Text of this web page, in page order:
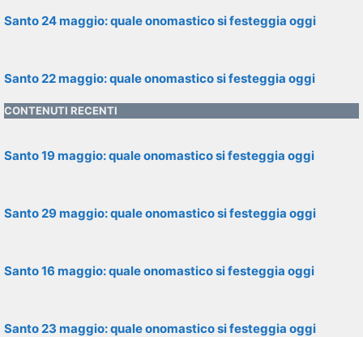
Santo 24 maggio: quale onomastico si festeggia oggi
Santo 22 maggio: quale onomastico si festeggia oggi
CONTENUTI RECENTI
Santo 19 maggio: quale onomastico si festeggia oggi
Santo 29 maggio: quale onomastico si festeggia oggi
Santo 16 maggio: quale onomastico si festeggia oggi
Santo 23 maggio: quale onomastico si festeggia oggi